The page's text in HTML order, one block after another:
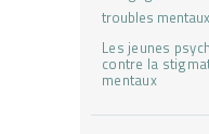
Les jeunes
contre la
mentaux